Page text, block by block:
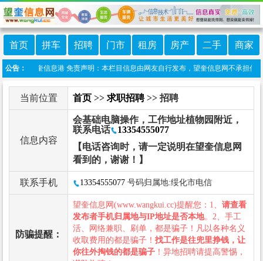
首页 拼车 招聘 门市 租房 房产 二手 商家
公告：
程序:望奎信息港 免责声明：本栏目信息由网友自行发布，望奎信息网不承担任
当前位置 首页 >> 求职招聘>> 招聘
信息内容
会基础电脑操作，工作地址植物园附近，
联系电话
13354555077
【电话咨询时，请一定说明在望奎信息网
看到的，谢谢！】
联系手机 13354555077 号码归属地:绥化市电信
防骗提醒：
望奎信息网(www.wangkui.cc)提醒您：1、 请查看
发布者手机归属地与IP地址是否本地。2、手工
活、网络兼职、刷单，都是骗子！凡以各种名义
收取费用的都是骗子！ 找工作是往兜里挣钱，让
你往外掏钱的都是骗子 ！异地招聘请提高警惕，